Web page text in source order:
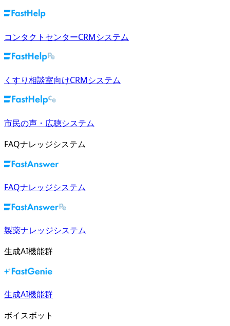
コンタクトセンターCRMシステム
くすり相談室向けCRMシステム
市民の声・広聴システム
FAQナレッジシステム
FAQナレッジシステム
製薬ナレッジシステム
生成AI機能群
生成AI機能群
ボイスボット